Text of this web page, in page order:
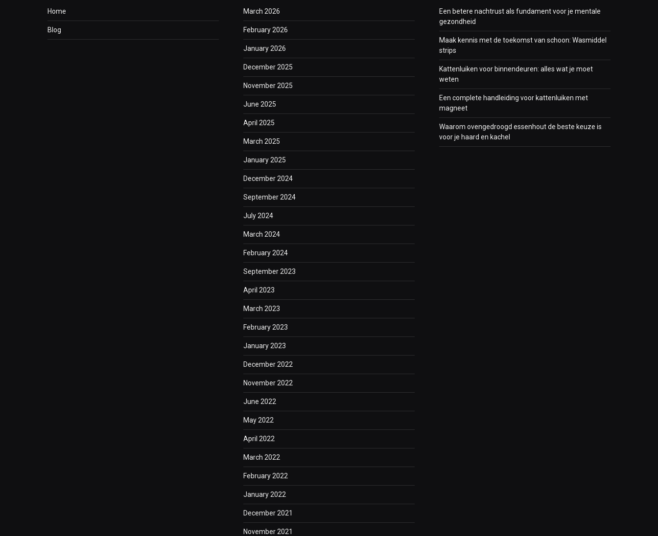
Home
Blog
March 2026
February 2026
January 2026
December 2025
November 2025
June 2025
April 2025
March 2025
January 2025
December 2024
September 2024
July 2024
March 2024
February 2024
September 2023
April 2023
March 2023
February 2023
January 2023
December 2022
November 2022
June 2022
May 2022
April 2022
March 2022
February 2022
January 2022
December 2021
November 2021
Een betere nachtrust als fundament voor je mentale
gezondheid
Maak kennis met de toekomst van schoon: Wasmiddel
strips
Kattenluiken voor binnendeuren: alles wat je moet
weten
Een complete handleiding voor kattenluiken met
magneet
Waarom ovengedroogd essenhout de beste keuze is
voor je haard en kachel